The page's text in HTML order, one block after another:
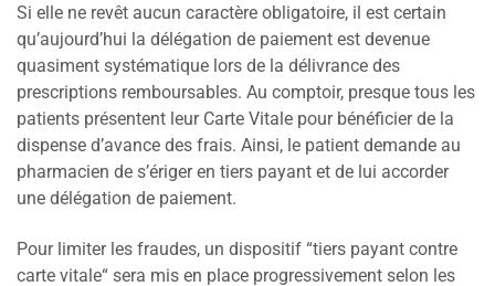
Si elle ne revêt aucun caractère obligatoire, il est certain
qu’aujourd’hui la délégation de paiement est devenue
quasiment systématique lors de la délivrance des
prescriptions remboursables. Au comptoir, presque tous les
patients présentent leur Carte Vitale pour bénéficier de la
dispense d’avance des frais. Ainsi, le patient demande au
pharmacien de s’ériger en tiers payant et de lui accorder
une délégation de paiement.
Pour limiter les fraudes, un dispositif “tiers payant contre
carte vitale“ sera mis en place progressivement selon les